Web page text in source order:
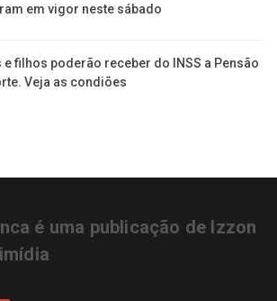
em vigor neste sábado
e filhos poderão receber do INSS a Pensão
Veja as condiões
é uma publicação de Izzon